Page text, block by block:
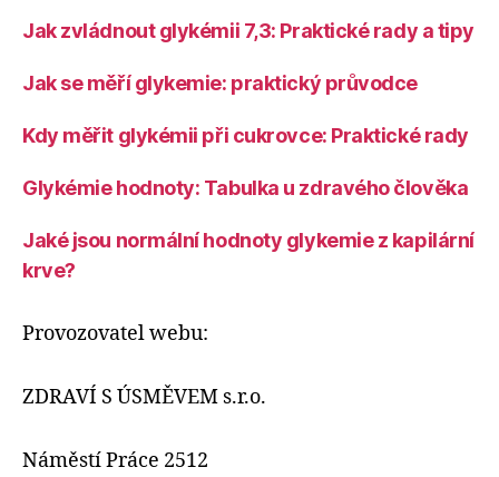
Jak zvládnout glykémii 7,3: Praktické rady a tipy
Jak se měří glykemie: praktický průvodce
Kdy měřit glykémii při cukrovce: Praktické rady
Glykémie hodnoty: Tabulka u zdravého člověka
Jaké jsou normální hodnoty glykemie z kapilární
krve?
Provozovatel webu:
ZDRAVÍ S ÚSMĚVEM s.r.o.
Náměstí Práce 2512